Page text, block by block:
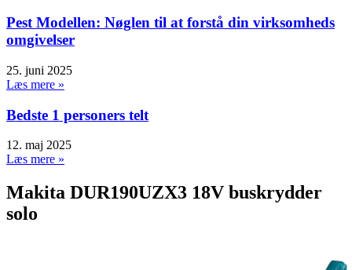
Pest Modellen: Nøglen til at forstå din virksomheds
omgivelser
25. juni 2025
Læs mere »
Bedste 1 personers telt
12. maj 2025
Læs mere »
Makita DUR190UZX3 18V buskrydder
solo